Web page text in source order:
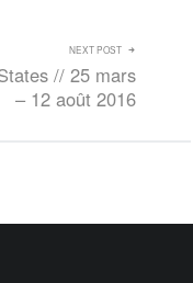
NEXT POST
// 25 mars
– 12 août 2016